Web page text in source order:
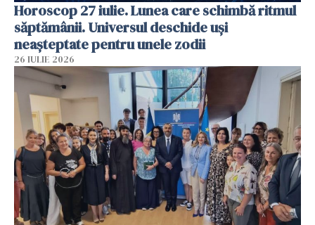
Horoscop 27 iulie. Lunea care schimbă ritmul
săptămânii. Universul deschide uși
neașteptate pentru unele zodii
26 IULIE 2026